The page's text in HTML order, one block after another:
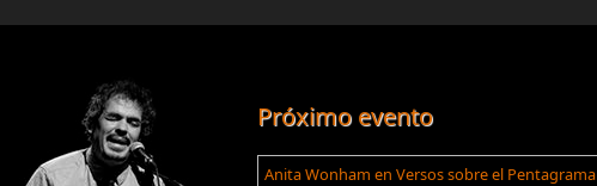
Próximo evento
Anita Wonham en Versos sobre el Pentagrama